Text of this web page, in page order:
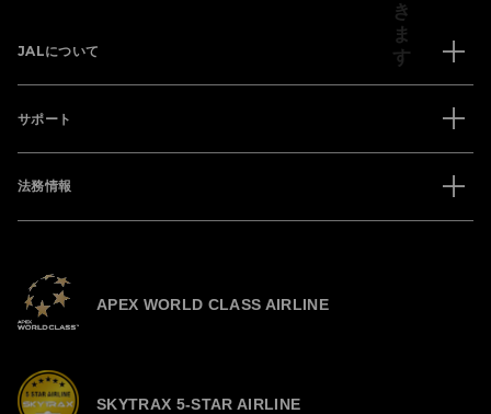
JALについて
サポート
法務情報
APEX WORLD CLASS AIRLINE
SKYTRAX 5-STAR AIRLINE